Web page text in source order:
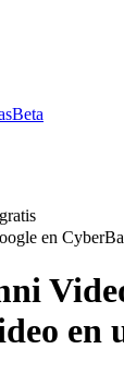
Beta
en
en